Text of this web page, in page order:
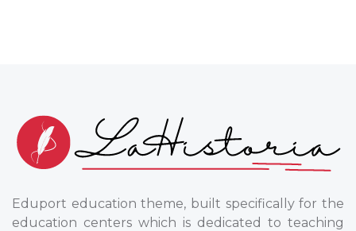
Eduport education theme, built specifically for the
education centers which is dedicated to teaching